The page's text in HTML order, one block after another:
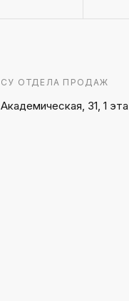
ОТДЕЛА ПРОДАЖ
31, 1